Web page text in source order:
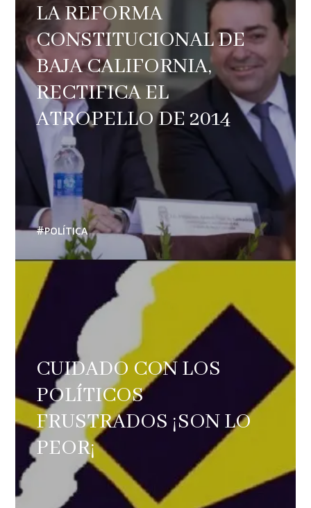
LA REFORMA
CONSTITUCIONAL DE
BAJA CALIFORNIA,
RECTIFICA EL
ATROPELLO DE 2014
POLÍTICA
CUIDADO CON LOS
POLÍTICOS
FRUSTRADOS ¡SON LO
PEOR¡